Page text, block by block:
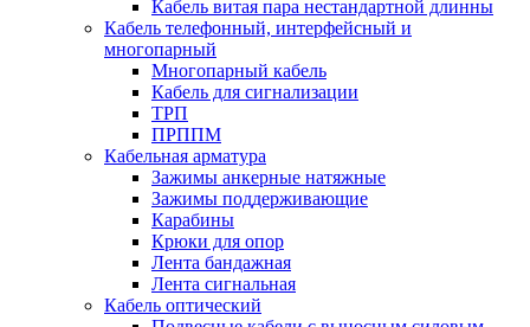
Кабель витая пара нестандартной длинны
Кабель телефонный, интерфейсный и
многопарный
Многопарный кабель
Кабель для сигнализации
ТРП
ПРППМ
Кабельная арматура
Зажимы анкерные натяжные
Зажимы поддерживающие
Карабины
Крюки для опор
Лента бандажная
Лента сигнальная
Кабель оптический